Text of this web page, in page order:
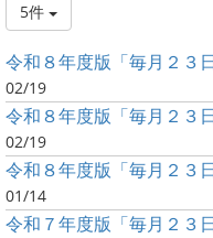
5件
02/19
02/19
01/14